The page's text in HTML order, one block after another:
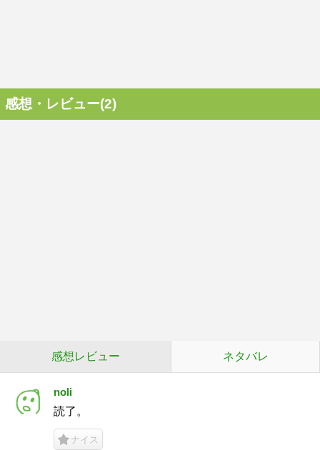
感想・レビュー(2)
感想レビュー ネタバレ
noli
読了。
ナイス